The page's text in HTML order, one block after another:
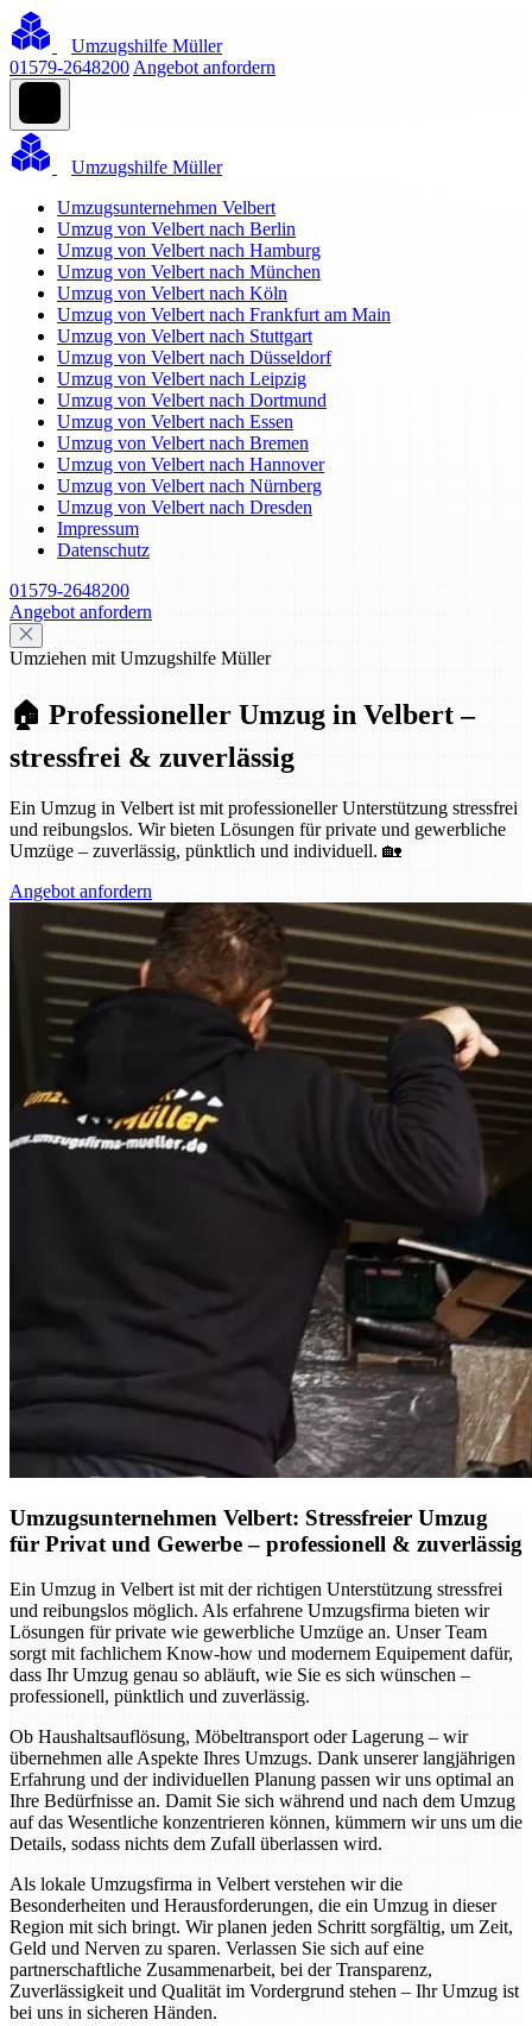
Umzugshilfe Müller
01579-2648200 Angebot anfordern
Umzugshilfe Müller
Umzugsunternehmen Velbert
Umzug von Velbert nach Berlin
Umzug von Velbert nach Hamburg
Umzug von Velbert nach München
Umzug von Velbert nach Köln
Umzug von Velbert nach Frankfurt am Main
Umzug von Velbert nach Stuttgart
Umzug von Velbert nach Düsseldorf
Umzug von Velbert nach Leipzig
Umzug von Velbert nach Dortmund
Umzug von Velbert nach Essen
Umzug von Velbert nach Bremen
Umzug von Velbert nach Hannover
Umzug von Velbert nach Nürnberg
Umzug von Velbert nach Dresden
Impressum
Datenschutz
01579-2648200
Angebot anfordern
Umziehen mit Umzugshilfe Müller
🏠 Professioneller Umzug in Velbert –
stressfrei & zuverlässig
Ein Umzug in Velbert ist mit professioneller Unterstützung stressfrei
und reibungslos. Wir bieten Lösungen für private und gewerbliche
Umzüge – zuverlässig, pünktlich und individuell. 🏡
Angebot anfordern
Umzugsunternehmen Velbert: Stressfreier Umzug
für Privat und Gewerbe – professionell & zuverlässig
Ein Umzug in Velbert ist mit der richtigen Unterstützung stressfrei
und reibungslos möglich. Als erfahrene Umzugsfirma bieten wir
Lösungen für private wie gewerbliche Umzüge an. Unser Team
sorgt mit fachlichem Know-how und modernem Equipement dafür,
dass Ihr Umzug genau so abläuft, wie Sie es sich wünschen –
professionell, pünktlich und zuverlässig.
Ob Haushaltsauflösung, Möbeltransport oder Lagerung – wir
übernehmen alle Aspekte Ihres Umzugs. Dank unserer langjährigen
Erfahrung und der individuellen Planung passen wir uns optimal an
Ihre Bedürfnisse an. Damit Sie sich während und nach dem Umzug
auf das Wesentliche konzentrieren können, kümmern wir uns um die
Details, sodass nichts dem Zufall überlassen wird.
Als lokale Umzugsfirma in Velbert verstehen wir die
Besonderheiten und Herausforderungen, die ein Umzug in dieser
Region mit sich bringt. Wir planen jeden Schritt sorgfältig, um Zeit,
Geld und Nerven zu sparen. Verlassen Sie sich auf eine
partnerschaftliche Zusammenarbeit, bei der Transparenz,
Zuverlässigkeit und Qualität im Vordergrund stehen – Ihr Umzug ist
bei uns in sicheren Händen.